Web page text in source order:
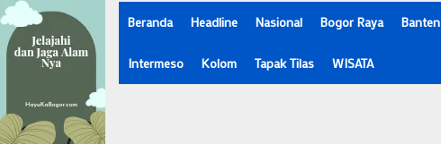
Beranda Headline Nasional Bogor Raya Banten
Intermeso Kolom Tapak Tilas WISATA